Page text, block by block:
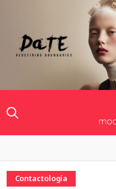
Contactología